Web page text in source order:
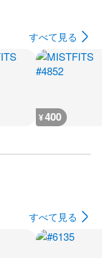
すべて見る
¥400
すべて見る